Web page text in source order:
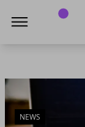
Articoli in Evidenza
NEWS